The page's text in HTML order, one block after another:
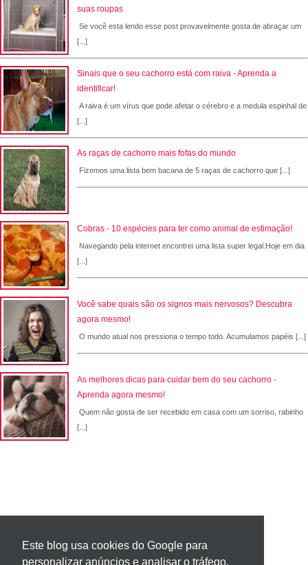
Este blog usa cookies do Google para
personalizar anúncios e analisar o tráfego.
suas roupas
Se você esta lendo esse post provavelmente gosta de abraçar um
[...]
Sinais que o seu cachorro está com raiva - Aprenda a
identificar!
A raiva é um vírus que pode afetar o cérebro e a medula espinhal de
[...]
As raças de cachorro mais fofas do mundo
Fizemos uma lista bem bacana de 5 raças de cachorro que [...]
Cobras - 10 espécies para ter como animal de estimação!
Navegando pela internet encontrei uma lista super legal.Hoje em dia
[...]
Você sabe quais são os signos mais nervosos? Descubra
agora mesmo!
O mundo atual nos pressiona o tempo todo. Acumulamos papéis [...]
As melhores dicas para cuidar bem do seu cachorro -
Aprenda agora mesmo!
Quem não gosta de ser recebido em casa com um sorriso, rabinho
[...]